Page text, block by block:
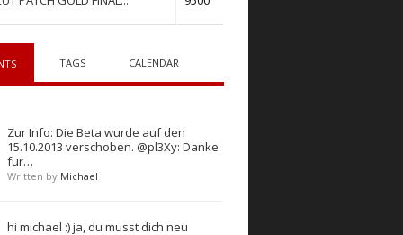
TAGS CALENDAR
Zur Info: Die Beta wurde auf den
15.10.2013 verschoben. @pl3Xy: Danke
für…
Written by Michael
hi michael :) ja, du musst dich neu